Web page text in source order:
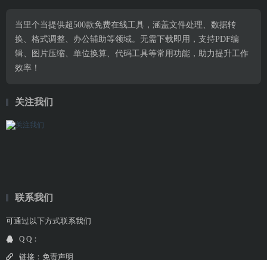
当里个当提供超500款免费在线工具，涵盖文件处理、数据转
换、格式调整、办公辅助等领域。无需下载即用，支持PDF编
辑、图片压缩、单位换算、代码工具等常用功能，助力提升工作
效率！
关注我们
联系我们
可通过以下方式联系我们
Q Q：
链接： 免责声明